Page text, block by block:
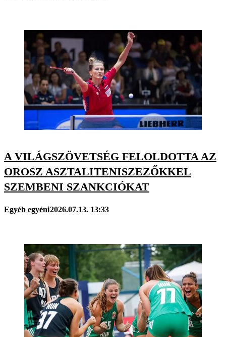
A VILÁGSZÖVETSÉG FELOLDOTTA AZ
OROSZ ASZTALITENISZEZŐKKEL
SZEMBENI SZANKCIÓKAT
Egyéb egyéni2026.07.13. 13:33